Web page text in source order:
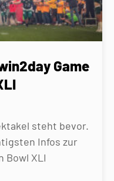
Game
steht bevor.
Infos zur
Bowl XLI